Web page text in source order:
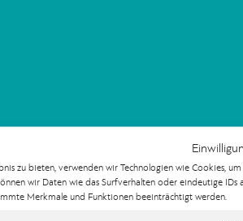
zu bieten, verwenden wir Technologien wie Cookies,
wir Daten wie das Surfverhalten oder eindeutige
Merkmale und Funktionen beeinträchtigt werden.
100gbesser Werbeagentur
Datenschutzerklärung
Impressum